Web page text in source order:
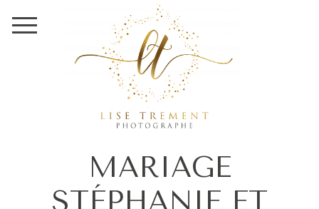
MARIAGE
STÉPHANIE ET